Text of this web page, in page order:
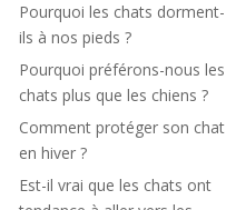
Pourquoi les chats dorment-
ils à nos pieds ?
Pourquoi préférons-nous les
chats plus que les chiens ?
Comment protéger son chat
en hiver ?
Est-il vrai que les chats ont